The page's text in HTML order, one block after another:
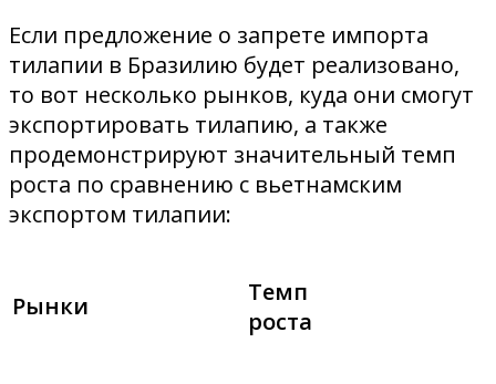
Если предложение о запрете импорта
тилапии в Бразилию будет реализовано,
то вот несколько рынков, куда они смогут
экспортировать тилапию, а также
продемонстрируют значительный темп
роста по сравнению с вьетнамским
экспортом тилапии:
Рынки
Темп
роста